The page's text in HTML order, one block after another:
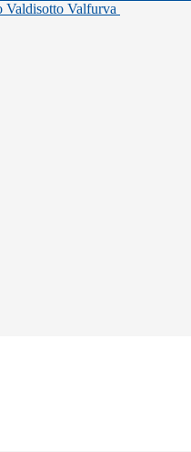
Valdisotto Valfurva